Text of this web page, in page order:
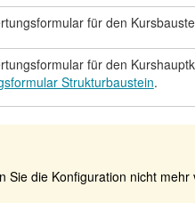
für den
für den
Strukturbaustein.
Sie die Konfiguration nicht mehr